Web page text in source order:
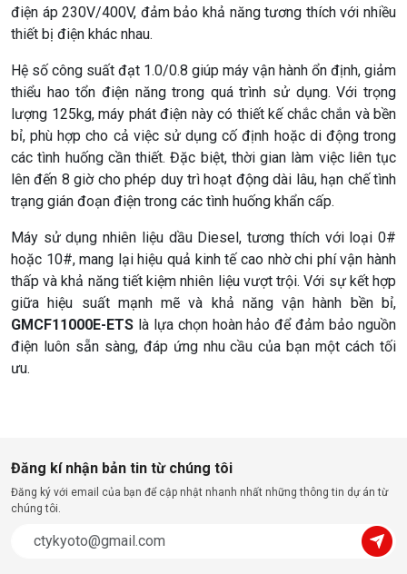
điện áp 230V/400V, đảm bảo khả năng tương thích với nhiều
thiết bị điện khác nhau.
Hệ số công suất đạt 1.0/0.8 giúp máy vận hành ổn định, giảm
thiểu hao tổn điện năng trong quá trình sử dụng. Với trọng
lượng 125kg, máy phát điện này có thiết kế chắc chắn và bền
bỉ, phù hợp cho cả việc sử dụng cố định hoặc di động trong
các tình huống cần thiết. Đặc biệt, thời gian làm việc liên tục
lên đến 8 giờ cho phép duy trì hoạt động dài lâu, hạn chế tình
trạng gián đoạn điện trong các tình huống khẩn cấp.
Máy sử dụng nhiên liệu dầu Diesel, tương thích với loại 0#
hoặc 10#, mang lại hiệu quả kinh tế cao nhờ chi phí vận hành
thấp và khả năng tiết kiệm nhiên liệu vượt trội. Với sự kết hợp
giữa hiệu suất mạnh mẽ và khả năng vận hành bền bỉ,
GMCF11000E-ETS là lựa chọn hoàn hảo để đảm bảo nguồn
điện luôn sẵn sàng, đáp ứng nhu cầu của bạn một cách tối
ưu.
Đăng kí nhận bản tin từ chúng tôi
Đăng ký với email của bạn để cập nhật nhanh nhất những thông tin dự án từ
chúng tôi.